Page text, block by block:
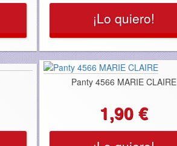
¡Lo quiero!
Panty 4566 MARIE CLAIRE
1,90 €